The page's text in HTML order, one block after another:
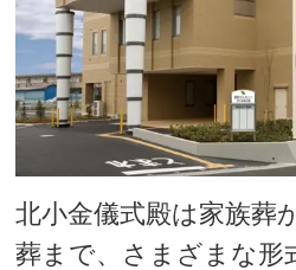
北小金儀式殿は家族葬
葬まで、さまざまな形